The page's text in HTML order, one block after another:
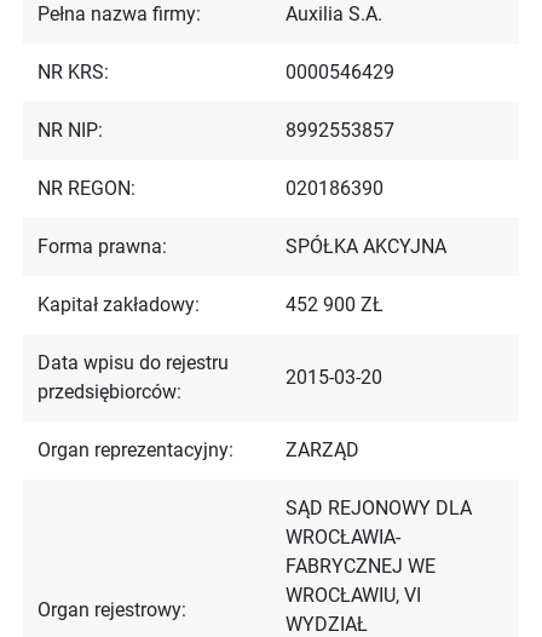
Pełna nazwa firmy: Auxilia S.A.
NR KRS: 0000546429
NR NIP: 8992553857
NR REGON: 020186390
Forma prawna: SPÓŁKA AKCYJNA
Kapitał zakładowy: 452 900 ZŁ
Data wpisu do rejestru
przedsiębiorców:
2015-03-20
Organ reprezentacyjny: ZARZĄD
Organ rejestrowy:
SĄD REJONOWY DLA
WROCŁAWIA-
FABRYCZNEJ WE
WROCŁAWIU, VI
WYDZIAŁ